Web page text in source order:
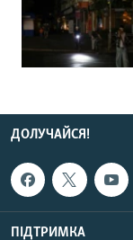
ДОЛУЧАЙСЯ!
ПІДТРИМКА